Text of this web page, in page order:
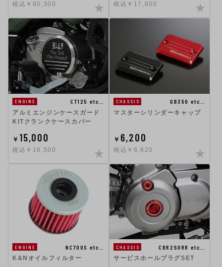
税込￥80,300 税込￥17,600
ENGINE
CT125 etc…
アルミエンジンケースガード
KITクランクケースカバー
￥ 15,000
税込￥16,500
CHASSIS
GB350 etc…
マスターシリンダーキャップ
￥ 6,200
税込￥6,820
ENGINE
NC700S etc…
K&Nオイルフィルター
CHASSIS
CBR250RR etc…
サービスホールプラグSET